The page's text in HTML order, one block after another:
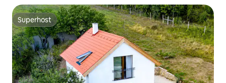
Superhost
Superhost